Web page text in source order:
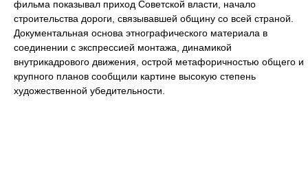
фильма показывал приход Советской власти, начало
строительства дороги, связывавшей общину со всей страной.
Документальная основа этнографического материала в
соединении с экспрессией монтажа, динамикой
внутрикадрового движения, острой метафоричностью общего и
крупного планов сообщили картине высокую степень
художественной убедительности.